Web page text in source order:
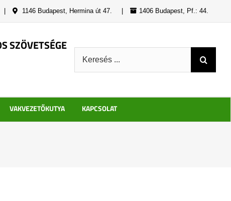
1146 Budapest, Hermina út 47. 1406 Budapest, Pf.: 44.
SZÖVETSÉGE
VAKVEZETŐKUTYA KAPCSOLAT